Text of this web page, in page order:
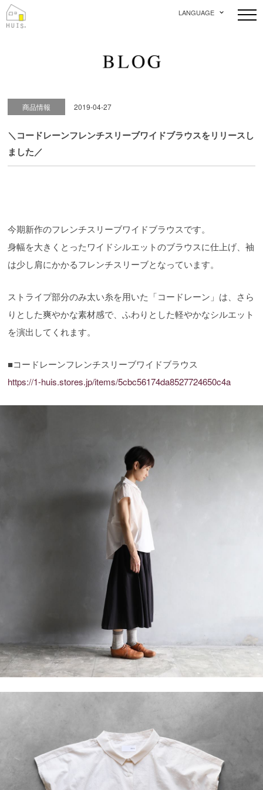
LANGUAGE
商品情報 2019-04-27
＼コードレーンフレンチスリーブワイドブラウスをリリースし
ました／
今期新作のフレンチスリーブワイドブラウスです。
身幅を大きくとったワイドシルエットのブラウスに仕上げ、袖
は少し肩にかかるフレンチスリーブとなっています。
ストライプ部分のみ太い糸を用いた「コードレーン」は、さら
りとした爽やかな素材感で、ふわりとした軽やかなシルエット
を演出してくれます。
■コードレーンフレンチスリーブワイドブラウス
https://1-huis.stores.jp/items/5cbc56174da8527724650c4a